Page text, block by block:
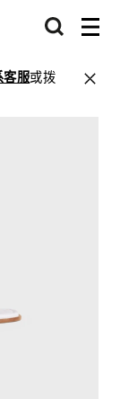
客服或拨